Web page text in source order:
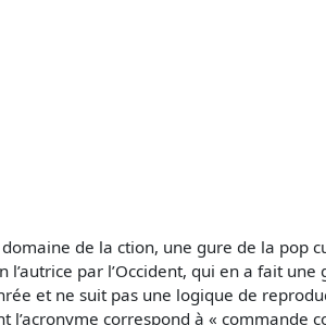
de la ction, une gure de la pop
l’autrice par l’Occident, qui en a fait
et ne suit pas une logique de
correspond à « commande